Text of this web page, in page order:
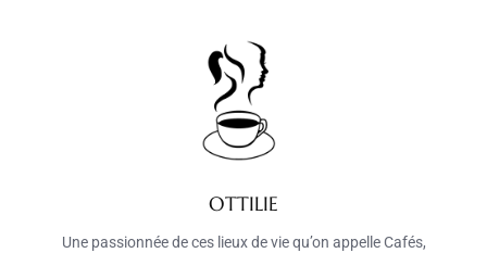
OTTILIE
Une passionnée de ces lieux de vie qu’on appelle Cafés,